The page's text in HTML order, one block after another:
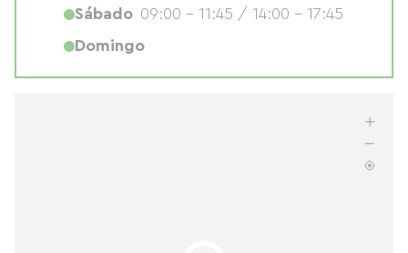
Sábado 09:00 - 11:45 / 14:00 - 17:45
Domingo